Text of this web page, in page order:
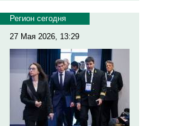
Регион сегодня
27 Мая 2026, 13:29